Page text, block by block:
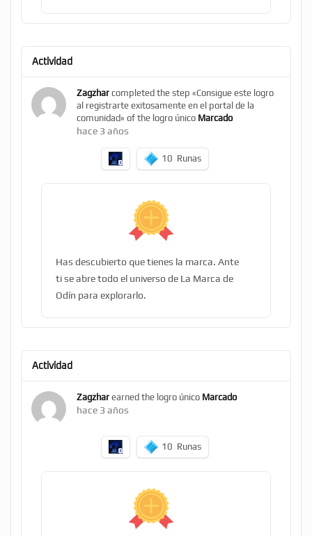
Actividad
Zagzhar completed the step «Consigue este logro
al registrarte exitosamente en el portal de la
comunidad» of the logro único Marcado
hace 3 años
10 Runas
Has descubierto que tienes la marca. Ante
ti se abre todo el universo de La Marca de
Odín para explorarlo.
Actividad
Zagzhar earned the logro único Marcado
hace 3 años
10 Runas